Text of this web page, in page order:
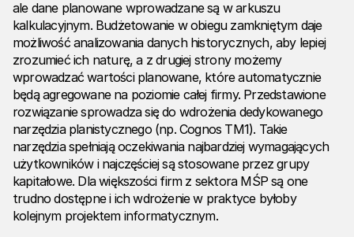
ale dane planowane wprowadzane są w arkuszu
kalkulacyjnym. Budżetowanie w obiegu zamkniętym daje
możliwość analizowania danych historycznych, aby lepiej
zrozumieć ich naturę, a z drugiej strony możemy
wprowadzać wartości planowane, które automatycznie
będą agregowane na poziomie całej firmy. Przedstawione
rozwiązanie sprowadza się do wdrożenia dedykowanego
narzędzia planistycznego (np. Cognos TM1). Takie
narzędzia spełniają oczekiwania najbardziej wymagających
użytkowników i najczęściej są stosowane przez grupy
kapitałowe. Dla większości firm z sektora MŚP są one
trudno dostępne i ich wdrożenie w praktyce byłoby
kolejnym projektem informatycznym.